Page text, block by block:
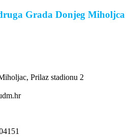
Grada Donjeg Miholjca
Prilaz stadionu 2